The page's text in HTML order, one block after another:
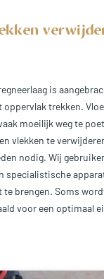
is
oppervlak trekken.
moeilijk weg te
vlekken te
nodig. Wij
specialistische
te brengen. Soms
voor een optimaal